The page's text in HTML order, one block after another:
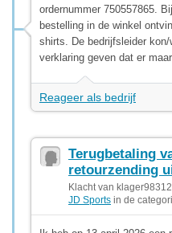
ordernummer 750557865.
bestelling in de winkel
shirts. De bedrijfsleider
verklaring geven dat er
Reageer als bedrijf
Terugbetaling
retourzending
Klacht van
JD Sports in de